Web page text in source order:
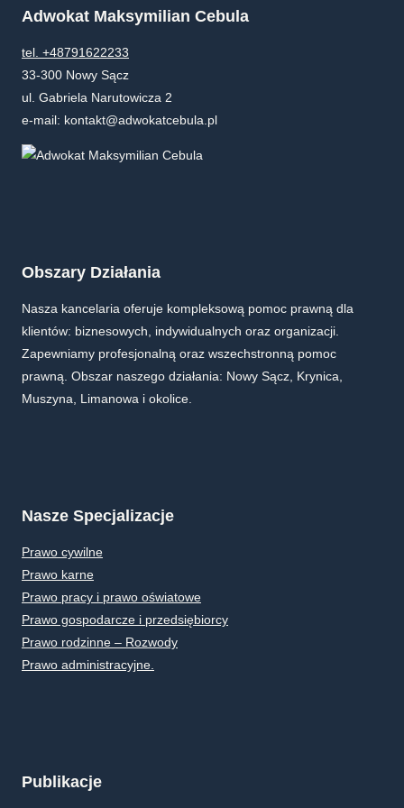
Adwokat Maksymilian Cebula
tel. +48791622233
33-300 Nowy Sącz
ul. Gabriela Narutowicza 2
e-mail: kontakt@adwokatcebula.pl
Obszary Działania
Nasza kancelaria oferuje kompleksową pomoc prawną dla
klientów: biznesowych, indywidualnych oraz organizacji.
Zapewniamy profesjonalną oraz wszechstronną pomoc
prawną. Obszar naszego działania: Nowy Sącz, Krynica,
Muszyna, Limanowa i okolice.
Nasze Specjalizacje
Prawo cywilne
Prawo karne
Prawo pracy i prawo oświatowe
Prawo gospodarcze i przedsiębiorcy
Prawo rodzinne – Rozwody
Prawo administracyjne.
Publikacje